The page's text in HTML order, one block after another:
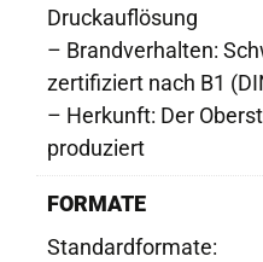
Druckauflösung
– Brandverhalten:
zertifiziert nach B1
– Herkunft: Der
produziert
FORMATE
Standardformate: